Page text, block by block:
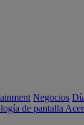
Negocios
de pantalla Acer